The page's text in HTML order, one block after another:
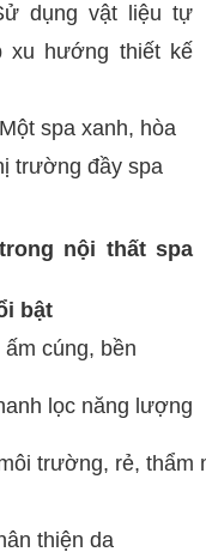
dụng vật liệu tự
xu hướng thiết kế
spa xanh, hòa
trường đầy spa
nội thất spa
bật
cúng, bền
lọc năng lượng
trường, rẻ, thẩm
thiện da